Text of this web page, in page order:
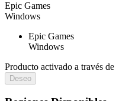
Epic Games
Windows
Epic Games
Windows
Producto activado a través de
Deseo